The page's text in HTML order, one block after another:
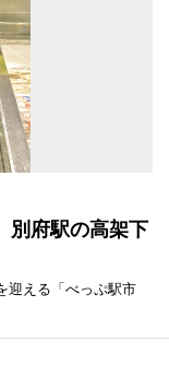
別府駅の高架下
迎える「べっぷ駅市